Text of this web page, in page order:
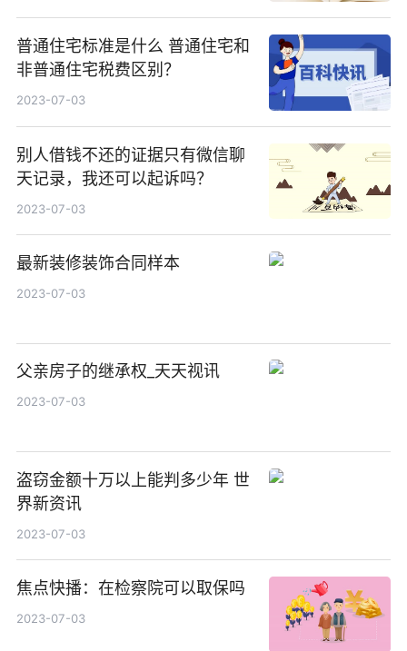
普通住宅标准是什么 普通住宅和
非普通住宅税费区别？
2023-07-03
别人借钱不还的证据只有微信聊
天记录，我还可以起诉吗？
2023-07-03
最新装修装饰合同样本
2023-07-03
父亲房子的继承权_天天视讯
2023-07-03
盗窃金额十万以上能判多少年 世
界新资讯
2023-07-03
焦点快播：在检察院可以取保吗
2023-07-03